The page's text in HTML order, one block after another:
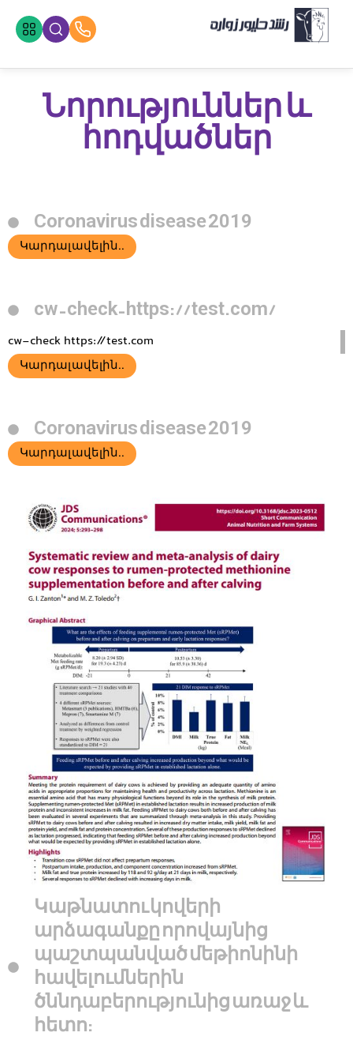
Նորություններ և
հոդվածներ
Coronavirus disease 2019
Կարդալ ավելին..
cw-check-https://test.com/
cw-check https://test.com
Կարդալ ավելին..
Coronavirus disease 2019
Կարդալ ավելին..
Կաթնատու կովերի
արձագանքը որովայնից
պաշտպանված մեթիոնինի
հավելումներին
ծննդաբերությունից առաջ և
հետո: